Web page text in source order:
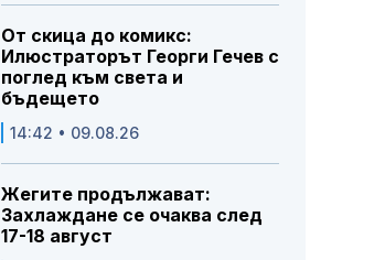
От скица до комикс:
Илюстраторът Георги Гечев с
поглед към света и
бъдещето
14:42 • 09.08.26
Жегите продължават:
Захлаждане се очаква след
17-18 август